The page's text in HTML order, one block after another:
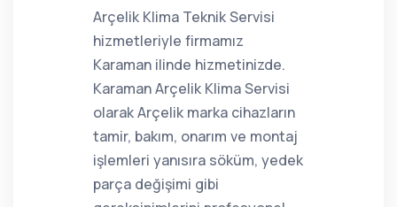
Arçelik Klima Teknik Servisi
hizmetleriyle firmamız
Karaman ilinde hizmetinizde.
Karaman Arçelik Klima Servisi
olarak Arçelik marka cihazların
tamir, bakım, onarım ve montaj
işlemleri yanısıra söküm, yedek
parça değişimi gibi